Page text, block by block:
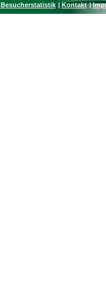
Besucherstatistik Kontakt